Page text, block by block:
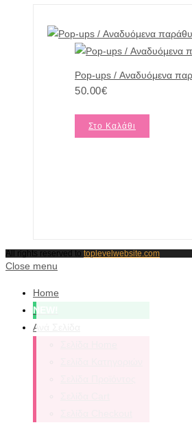
Pop-ups / Αναδυόμενα
50.00€
Στο Καλάθι
All rights reserved to toplevelwebsite.com
Close menu
Home
NEW!
Ανά Σελίδα